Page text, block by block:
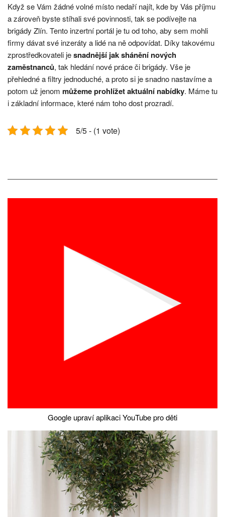
Když se Vám žádné volné místo nedaří najít, kde by Vás příjmu
a zároveň byste stíhali své povinnosti, tak se podívejte na
brigády Zlín. Tento inzertní portál je tu od toho, aby sem mohli
firmy dávat své inzeráty a lidé na ně odpovídat. Díky takovému
zprostředkovateli jesnadnější jak shánění nových
zaměstnanců, tak hledání nové práce či brigády. Vše je
přehledné a filtry jednoduché, a proto si je snadno nastavíme a
potom už jenom můžeme prohlížet aktuální nabídky. Máme tu
i základní informace, které nám toho dost prozradí.
5/5 - (1 vote)
Google upraví aplikaci YouTube pro děti